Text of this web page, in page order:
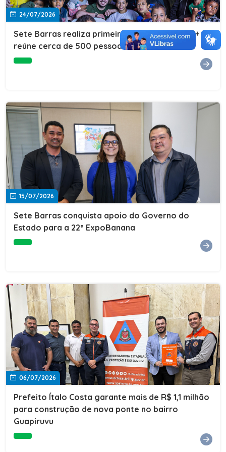
24/07/2026
Sete Barras realiza primeira edição do Cuidar+ e
reúne cerca de 500 pessoas na Vila São João
15/07/2026
Sete Barras conquista apoio do Governo do
Estado para a 22ª ExpoBanana
06/07/2026
Prefeito Ítalo Costa garante mais de R$ 1,1 milhão
para construção de nova ponte no bairro
Guapiruvu